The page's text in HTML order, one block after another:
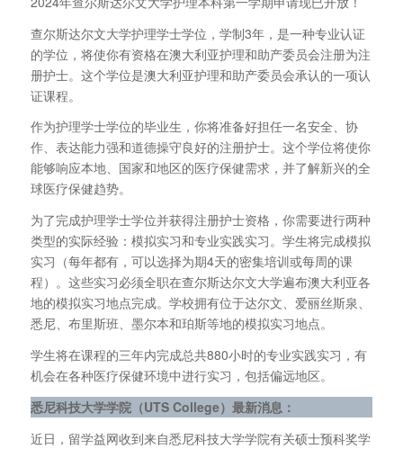
查尔斯达尔文大学护理学士学位，学制3年，是一种专业认证
的学位，将使你有资格在澳大利亚护理和助产委员会注册为注
册护士。这个学位是澳大利亚护理和助产委员会承认的一项认
证课程。
作为护理学士学位的毕业生，你将准备好担任一名安全、协
作、表达能力强和道德操守良好的注册护士。这个学位将使你
能够响应本地、国家和地区的医疗保健需求，并了解新兴的全
球医疗保健趋势。
为了完成护理学士学位并获得注册护士资格，你需要进行两种
类型的实际经验：模拟实习和专业实践实习。学生将完成模拟
实习（每年都有，可以选择为期4天的密集培训或每周的课
程）。这些实习必须全职在查尔斯达尔文大学遍布澳大利亚各
地的模拟实习地点完成。学校拥有位于达尔文、爱丽丝斯泉、
悉尼、布里斯班、墨尔本和珀斯等地的模拟实习地点。
学生将在课程的三年内完成总共880小时的专业实践实习，有
机会在各种医疗保健环境中进行实习，包括偏远地区。
悉尼科技大学学院（UTS College） 最新消息：
近日，留学益网收到来自悉尼科技大学学院有关硕士预科奖学